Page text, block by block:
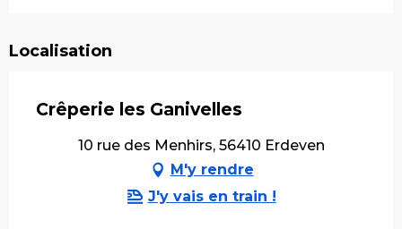
Localisation
Crêperie les Ganivelles
10 rue des Menhirs, 56410 Erdeven
M'y rendre
J'y vais en train !